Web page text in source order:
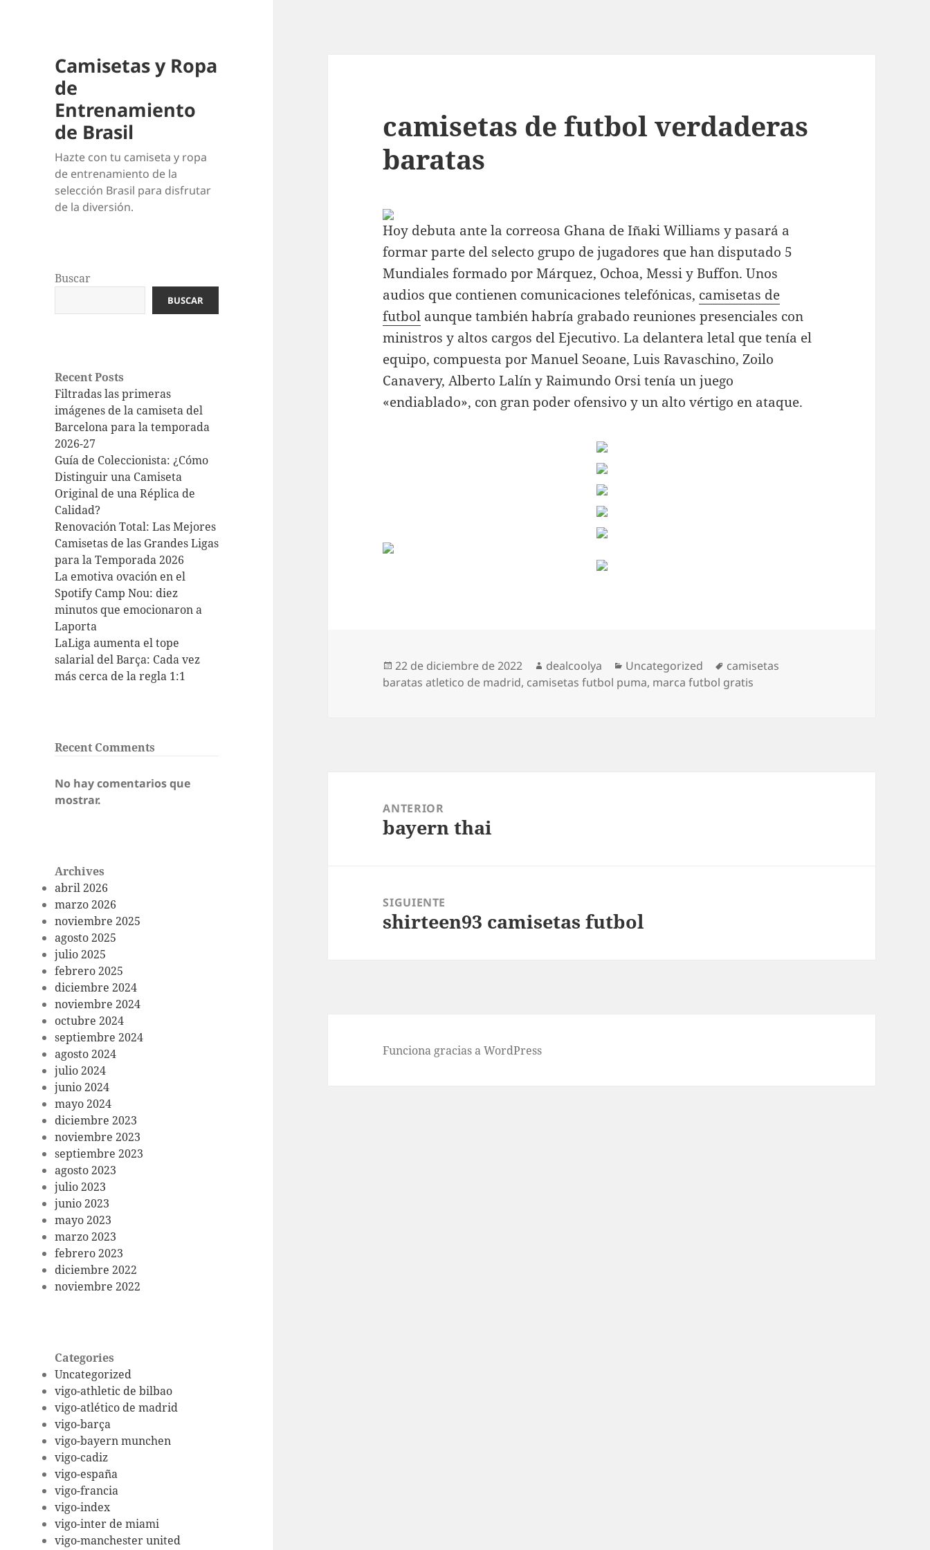
Camisetas y Ropa
de
Entrenamiento
de Brasil
Hazte con tu camiseta y ropa
de entrenamiento de la
selección Brasil para disfrutar
de la diversión.
Buscar
BUSCAR
Recent Posts
Filtradas las primeras
imágenes de la camiseta del
Barcelona para la temporada
2026-27
Guía de Coleccionista: ¿Cómo
Distinguir una Camiseta
Original de una Réplica de
Calidad?
Renovación Total: Las Mejores
Camisetas de las Grandes Ligas
para la Temporada 2026
La emotiva ovación en el
Spotify Camp Nou: diez
minutos que emocionaron a
Laporta
LaLiga aumenta el tope
salarial del Barça: Cada vez
más cerca de la regla 1:1
Recent Comments
No hay comentarios que
mostrar.
Archives
abril 2026
marzo 2026
noviembre 2025
agosto 2025
julio 2025
febrero 2025
diciembre 2024
noviembre 2024
octubre 2024
septiembre 2024
agosto 2024
julio 2024
junio 2024
mayo 2024
diciembre 2023
noviembre 2023
septiembre 2023
agosto 2023
julio 2023
junio 2023
mayo 2023
marzo 2023
febrero 2023
diciembre 2022
noviembre 2022
Categories
Uncategorized
vigo-athletic de bilbao
vigo-atlético de madrid
vigo-barça
vigo-bayern munchen
vigo-cadiz
vigo-españa
vigo-francia
vigo-index
vigo-inter de miami
vigo-manchester united
camisetas de futbol verdaderas
baratas
Hoy debuta ante la correosa Ghana de Iñaki Williams y pasará a
formar parte del selecto grupo de jugadores que han disputado 5
Mundiales formado por Márquez, Ochoa, Messi y Buffon. Unos
audios que contienen comunicaciones telefónicas, camisetas de
futbol aunque también habría grabado reuniones presenciales con
ministros y altos cargos del Ejecutivo. La delantera letal que tenía el
equipo, compuesta por Manuel Seoane, Luis Ravaschino, Zoilo
Canavery, Alberto Lalín y Raimundo Orsi tenía un juego
«endiablado», con gran poder ofensivo y un alto vértigo en ataque.
Publicado
el
22 de diciembre de 2022 Autor
dealcoolya Categorías
Uncategorized Etiquetas
camisetas
baratas atletico de madrid, camisetas futbol puma, marca futbol gratis
entradas
ANTERIOR
Entrada
bayern thai
SIGUIENTE
Entrada
shirteen93 camisetas futbol
Funciona gracias a WordPress